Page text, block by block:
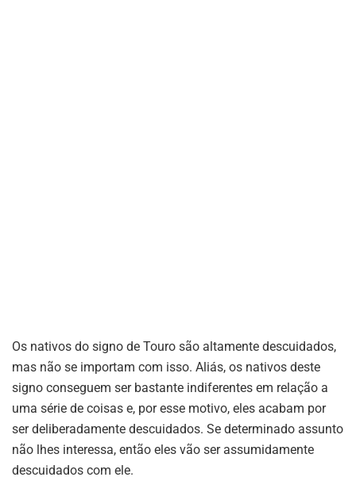
Os nativos do signo de Touro são altamente descuidados,
mas não se importam com isso. Aliás, os nativos deste
signo conseguem ser bastante indiferentes em relação a
uma série de coisas e, por esse motivo, eles acabam por
ser deliberadamente descuidados. Se determinado assunto
não lhes interessa, então eles vão ser assumidamente
descuidados com ele.